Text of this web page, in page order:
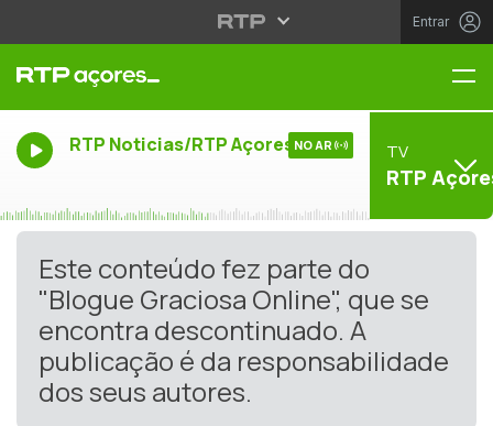
Entrar
RTP Noticias/RTP Açores NO AR TV
RTP
Este conteúdo fez parte do
"Blogue Graciosa Online", que se
encontra descontinuado. A
publicação é da responsabilidade
dos seus autores.